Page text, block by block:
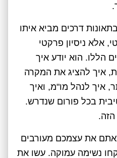
דרכים מביא איתו
אלא ניסיון פרקטי
הללו. הוא יודע איך
איך להציג את המקרה
איך לנהל מו"מ, ואיך
בכל פורום שנדרש.
את עצמכם מעורבים
נשימה עמוקה. עשו את